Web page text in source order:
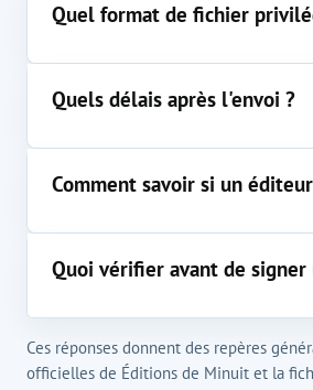
Quel format de fichier
Quels délais après l'envoi ?
Comment savoir si un
Quoi vérifier avant de
Ces réponses donnent des repères
officielles de Éditions de Minuit et la